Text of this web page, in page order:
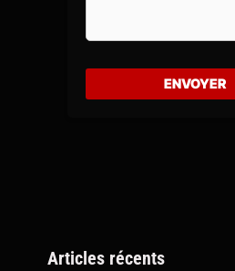
Articles récents